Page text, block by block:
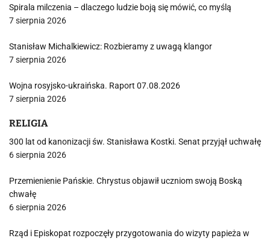
Spirala milczenia – dlaczego ludzie boją się mówić, co myślą
7 sierpnia 2026
Stanisław Michalkiewicz: Rozbieramy z uwagą klangor
7 sierpnia 2026
Wojna rosyjsko-ukraińska. Raport 07.08.2026
7 sierpnia 2026
RELIGIA
300 lat od kanonizacji św. Stanisława Kostki. Senat przyjął uchwałę
6 sierpnia 2026
Przemienienie Pańskie. Chrystus objawił uczniom swoją Boską
chwałę
6 sierpnia 2026
Rząd i Episkopat rozpoczęły przygotowania do wizyty papieża w